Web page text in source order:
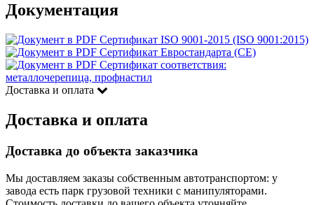
Документация
Сертификат ISO 9001-2015 (ISO 9001:2015)
Сертификат Евростандарта (CE)
Сертификат соответствия:
металлочерепица, профнастил
Доставка и оплата
Доставка и оплата
Доставка до объекта заказчика
Мы доставляем заказы собственным автотранспортом: у
завода есть парк грузовой техники с манипуляторами.